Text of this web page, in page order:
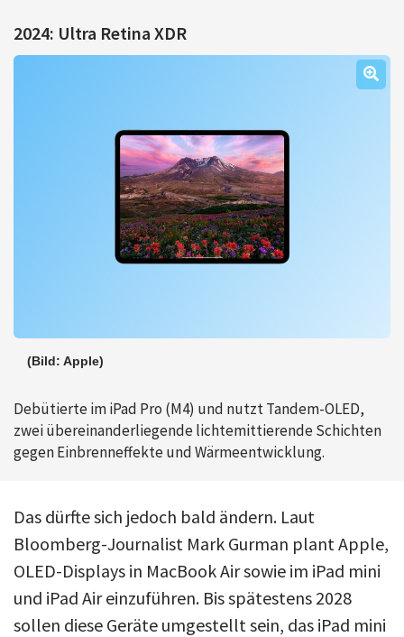
2024: Ultra Retina XDR
(Bild: Apple)
Debütierte im iPad Pro (M4) und nutzt Tandem-OLED,
zwei übereinanderliegende lichtemittierende Schichten
gegen Einbrenneffekte und Wärmeentwicklung.
Das dürfte sich jedoch bald ändern. Laut
Bloomberg-Journalist Mark Gurman plant Apple,
OLED-Displays in MacBook Air sowie im iPad mini
und iPad Air einzuführen. Bis spätestens 2028
sollen diese Geräte umgestellt sein, das iPad mini